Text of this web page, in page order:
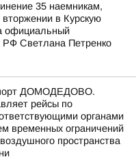
35 наемникам,
в Курскую
официальный
РФ Светлана Петренко
ДОМОДЕДОВО.
рейсы по
органами
временных ограничений
пространства